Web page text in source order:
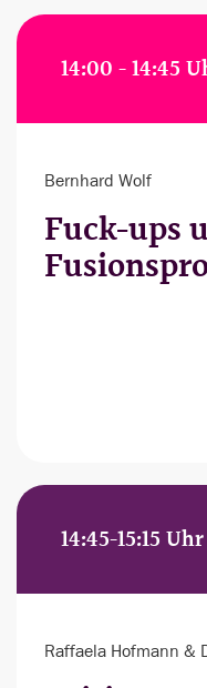
14:00 - 14:45
Bernhard Wolf
Fuck-ups
14:45-15:15 Uhr
Raffaela Hofmann &